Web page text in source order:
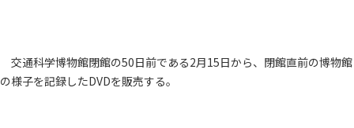
交通科学博物館閉館の50日前である2月15日から、閉館直前の博物館
の様子を記録したDVDを販売する。